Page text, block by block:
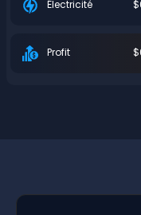
Électricité
Profit